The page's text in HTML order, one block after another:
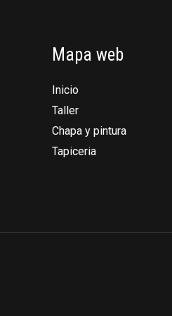
Mapa web
Inicio
Taller
Chapa y pintura
Tapiceria